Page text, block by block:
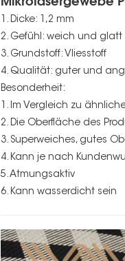
1. Dicke: 1,2 mm
2. Gefühl: weich und glatt
3. Grundstoff: Vliesstoff
4. Qualität: guter und
Besonderheit:
1. Im Vergleich zu
2. Die Oberfläche des
3. Superweiches, gutes
4. Kann je nach
5. Atmungsaktiv
6. Kann wasserdicht sein